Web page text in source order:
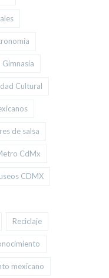
Gimnasia
Cultural
de salsa
CdMx
CDMX
Reciclaje
mexicano